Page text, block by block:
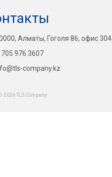
Алматы, Гоголя 86, офис 304
705 976 3607
company.kz
2026 TLS Company